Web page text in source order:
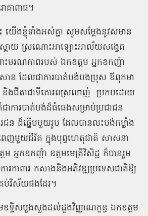
គាពាធ។
យើងខ្ញុំទាំងអស់គ្នា សូមសម្តែងនូវសមាន
តាយ ស្រណោះអាឡោះអាល័យសង្វេគ
ោះមរណភាពរបស់ ឯកឧត្តម អ្នកឧកញ៉ា
ាន ដែលជាការបាត់បង់បងប្រុស ឪពុកមា
និងជីតាជាទីគោរពស្រលាញ់ ប្រកបដោយ
ការបាត់បង់ដ៏ធំធេងសម្រាប់ប្រជាជន
ជន ដ៏ឆ្នើមមួយរូប ដែលបានលះបង់កម្លាំង
តីពេញមួយជីវិត ក្នុងបុព្វហេតុជាតិ សាសនា
ម អ្នកឧកញ៉ា ឧត្តមមេត្រីវិសិដ្ឋ ក៏បានរួម
រកាពារ កសាងនិងអភិវឌ្ឍប្រទេសជាតិឱ្យ
រប់វិស័យផងដែរ។
ឧទ្ទិសបួងសួងដល់ដួងវិញ្ញាណក្ខន្ធ ឯកឧត្តម